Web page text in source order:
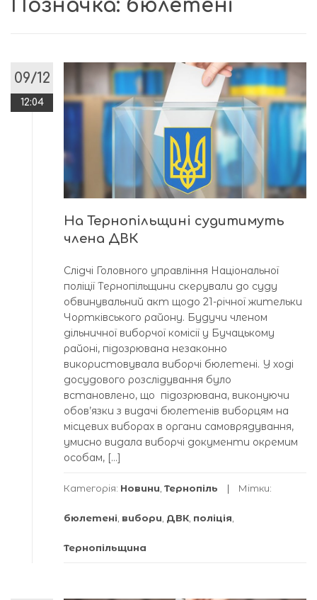
Позначка: бюлетені
09/12
12:04
На Тернопільщині судитимуть
члена ДВК
Слідчі Головного управління Національної
поліції Тернопільщини скерували до суду
обвинувальний акт щодо 21-річної жительки
Чортківського району. Будучи членом
дільничної виборчої комісії у Бучацькому
районі, підозрювана незаконно
використовувала виборчі бюлетені. У ході
досудового розслідування було
встановлено, що підозрювана, виконуючи
обов’язки з видачі бюлетенів виборцям на
місцевих виборах в органи самоврядування,
умисно видала виборчі документи окремим
особам, […]
Категорія: Новини Тернопіль Мітки:
бюлетені вибори ДВК поліція
Тернопільщина